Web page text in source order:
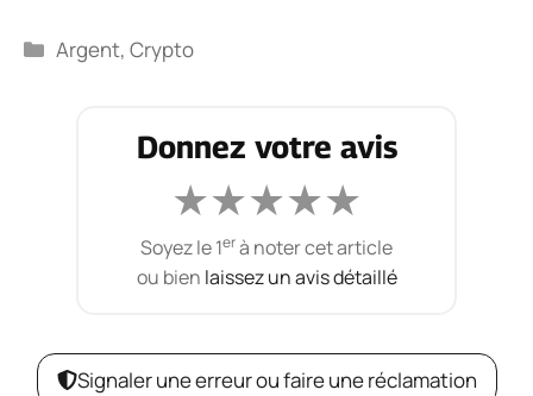
Catégories
Argent,Crypto
Donnez votre avis
★★★★★
Soyez le 1erà noter cet article
ou bien laissez un avis détaillé
Signaler une erreur ou faire une réclamation